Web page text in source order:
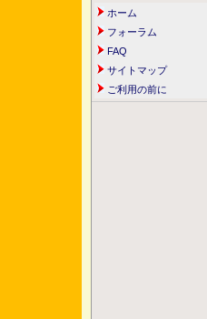
ホーム
フォーラム
FAQ
サイトマップ
ご利用の前に